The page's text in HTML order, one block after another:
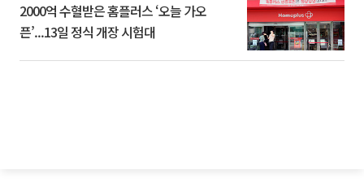
2000억 수혈받은 홈플러스 ‘오늘 가오
픈’...13일 정식 개장 시험대